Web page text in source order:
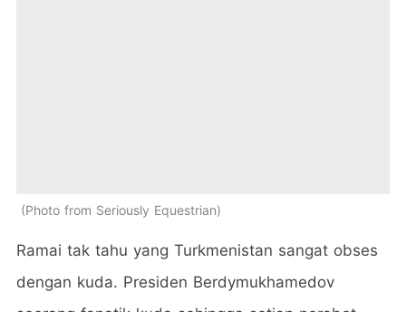
Photo from Seriously Equestrian
Ramai tak tahu yang Turkmenistan sangat obses
dengan kuda. Presiden Berdymukhamedov